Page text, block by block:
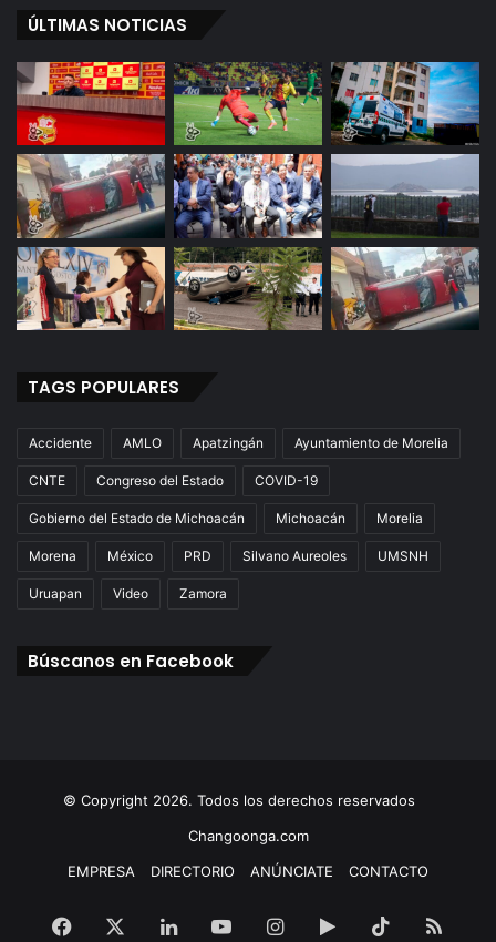
ÚLTIMAS NOTICIAS
TAGS POPULARES
Accidente AMLO Apatzingán Ayuntamiento de Morelia
CNTE Congreso del Estado COVID-19
Gobierno del Estado de Michoacán Michoacán Morelia
Morena México PRD Silvano Aureoles UMSNH
Uruapan Video Zamora
Búscanos en Facebook
© Copyright 2026. Todos los derechos reservados
Changoonga.com
EMPRESA
DIRECTORIO ANÚNCIATE CONTACTO
Facebook LinkedInYouTubeInstagram
Google TikTokRSS